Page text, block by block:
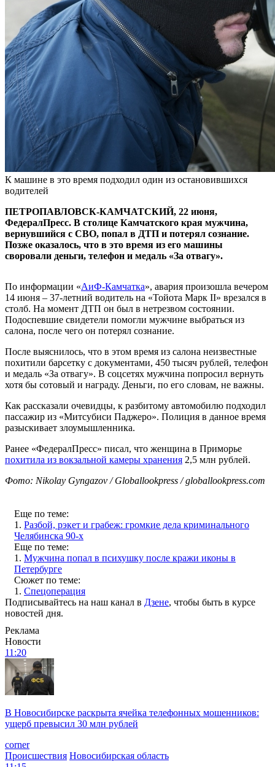
К машине в это время подходил один из остановившихся
водителей
ПЕТРОПАВЛОВСК-КАМЧАТСКИЙ, 22 июня,
ФедералПресс. В столице Камчатского края мужчина,
вернувшийся с СВО, попал в ДТП и потерял сознание.
Позже оказалось, что в это время из его машины
своровали деньги, телефон и медаль «За отвагу».
По информации «АиФ-Камчатка», авария произошла вечером
14 июня – 37-летний водитель на «Тойота Марк II» врезался в
столб. На момент ДТП он был в нетрезвом состоянии.
Подоспевшие свидетели помогли мужчине выбраться из
салона, после чего он потерял сознание.
После выяснилось, что в этом время из салона неизвестные
похитили барсетку с документами, 450 тысяч рублей, телефон
и медаль «За отвагу». В соцсетях мужчина попросил вернуть
хотя бы сотовый и награду. Деньги, по его словам, не важны.
Как рассказали очевидцы, к разбитому автомобилю подходил
пассажир из «Митсубиси Паджеро». Полиция в данное время
разыскивает злоумышленника.
Ранее «ФедералПресс» писал, что женщина в Приморье
похитила из вокзальной камеры хранения 2,5 млн рублей.
Фото: Nikolay Gyngazov / Globallookpress / globallookpress.com
Еще по теме:
1. Разбой, рэкет и грабеж: громкие дела криминального
Челябинска 90-х
Еще по теме:
1. Мужчина попал в психушку после кражи иконы в
Петербурге
Сюжет по теме:
1. Спецоперация
Подписывайтесь на наш канал в Дзене, чтобы быть в курсе
новостей дня.
Реклама
Новости
11:20
В Новосибирске раскрыта ячейка телефонных мошенников:
ущерб превысил 30 млн рублей
corner
Происшествия Новосибирская область